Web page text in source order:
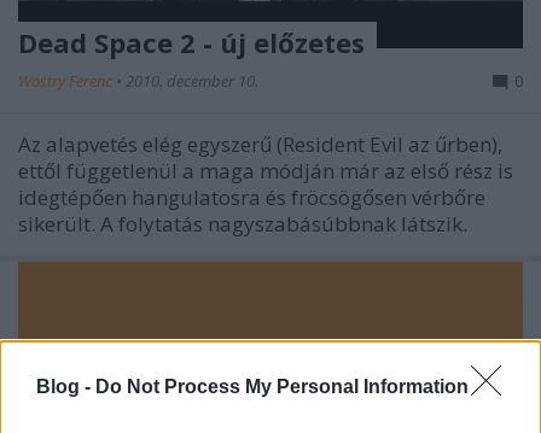
Blog - Do Not Process My Personal Information
Dead Space 2 - új előzetes
Wostry Ferenc • 2010. december 10. 0
Az alapvetés elég egyszerű (Resident Evil az űrben),
ettől függetlenül a maga módján már az első rész is
idegtépően hangulatosra és fröcsögősen vérbőre
sikerült. A folytatás nagyszabásúbbnak látszik.